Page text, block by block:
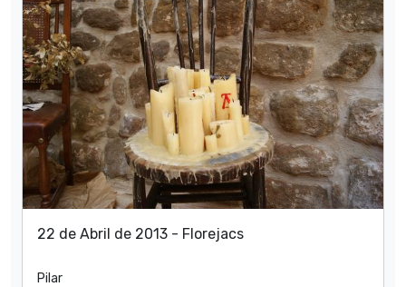
22 de Abril de 2013 - Florejacs
Pilar